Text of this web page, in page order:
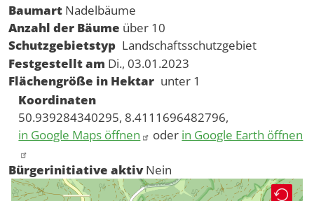
Baumart Nadelbäume
Anzahl der Bäume über 10
Schutzgebietstyp Landschaftsschutzgebiet
Festgestellt am Di., 03.01.2023
Flächengröße in Hektar unter 1
Koordinaten
50.939284340295, 8.4111696482796,
in Google Maps öffnen
oder in Google Earth öffnen
Bürgerinitiative aktiv Nein